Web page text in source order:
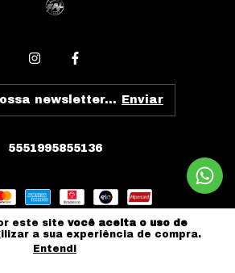
este site você aceita o uso de
a sua experiência de compra.
Entendi
5551995855136